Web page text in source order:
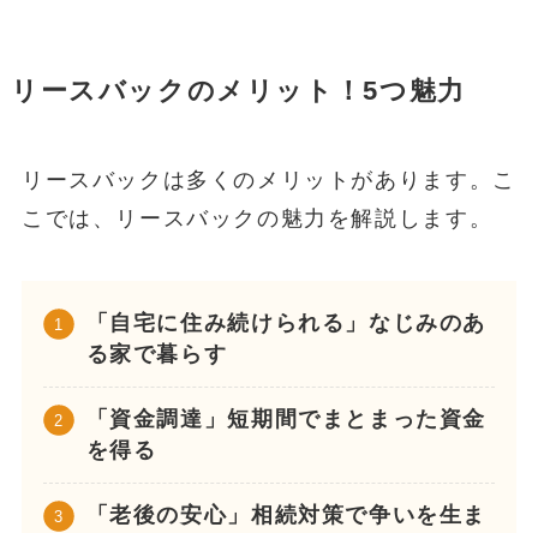
リースバックのメリット！5つ魅力
リースバックは多くのメリットがあります。こ
こでは、リースバックの魅力を解説します。
「自宅に住み続けられる」なじみのあ
る家で暮らす
「資金調達」短期間でまとまった資金
を得る
「老後の安心」相続対策で争いを生ま